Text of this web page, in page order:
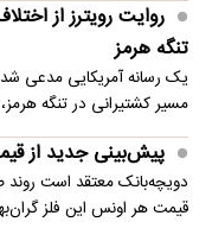
روایت رویترز از
تنگه هرمز
یک رسانه آمریکایی مدعی شد
مسیر کشتیرانی در تنگه
پیش‌بینی جدید از قیمت طلا؛
دویچه‌بانک معتقد است روند
قیمت هر اونس این فلز